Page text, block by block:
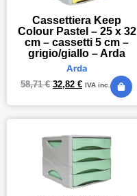
Cassettiera Keep
Colour Pastel – 25 x 32
cm – cassetti 5 cm –
grigio/giallo – Arda
Arda
58,71€ 32,82 € IVA inc.